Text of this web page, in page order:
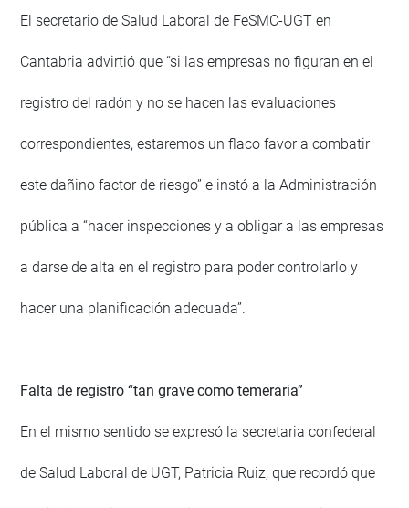
El secretario de Salud Laboral de FeSMC-UGT en
Cantabria advirtió que “si las empresas no figuran en el
registro del radón y no se hacen las evaluaciones
correspondientes, estaremos un flaco favor a combatir
este dañino factor de riesgo” e instó a la Administración
pública a “hacer inspecciones y a obligar a las empresas
a darse de alta en el registro para poder controlarlo y
hacer una planificación adecuada”.
Falta de registro “tan grave como temeraria”
En el mismo sentido se expresó la secretaria confederal
de Salud Laboral de UGT, Patricia Ruiz, que recordó que